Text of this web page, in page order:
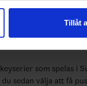
och annan
kan i sin tur
har använt deras
Tillåt
som spelas i
sedan välja att få